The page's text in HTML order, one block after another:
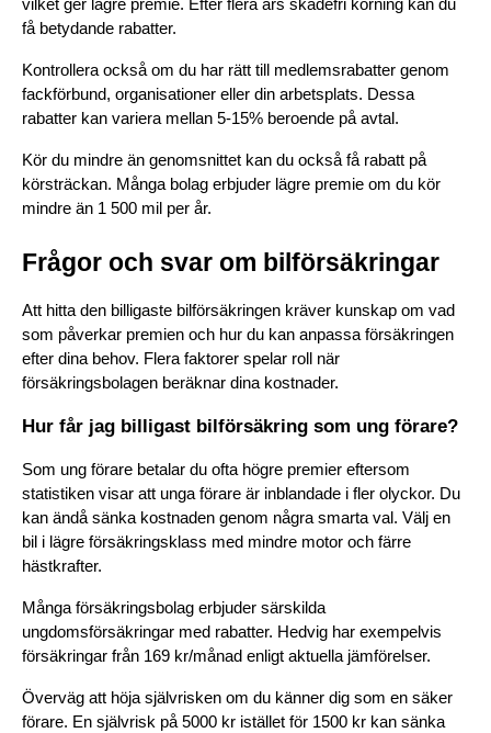
vilket ger lägre premie. Efter flera års skadefri körning kan du
få betydande rabatter.
Kontrollera också om du har rätt till medlemsrabatter genom
fackförbund, organisationer eller din arbetsplats. Dessa
rabatter kan variera mellan 5-15% beroende på avtal.
Kör du mindre än genomsnittet kan du också få rabatt på
körsträckan. Många bolag erbjuder lägre premie om du kör
mindre än 1 500 mil per år.
Frågor och svar om bilförsäkringar
Att hitta den billigaste bilförsäkringen kräver kunskap om vad
som påverkar premien och hur du kan anpassa försäkringen
efter dina behov. Flera faktorer spelar roll när
försäkringsbolagen beräknar dina kostnader.
Hur får jag billigast bilförsäkring som ung förare?
Som ung förare betalar du ofta högre premier eftersom
statistiken visar att unga förare är inblandade i fler olyckor. Du
kan ändå sänka kostnaden genom några smarta val. Välj en
bil i lägre försäkringsklass med mindre motor och färre
hästkrafter.
Många försäkringsbolag erbjuder särskilda
ungdomsförsäkringar med rabatter. Hedvig har exempelvis
försäkringar från 169 kr/månad enligt aktuella jämförelser.
Överväg att höja självrisken om du känner dig som en säker
förare. En självrisk på 5000 kr istället för 1500 kr kan sänka